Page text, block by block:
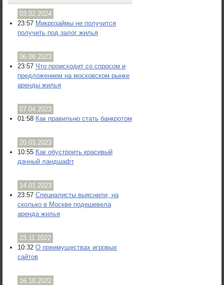
03.02.2024
23:57 Микрозаймы не получится
получить под залог жилья
06.08.2023
23:57 Что происходит со спросом и
предложением на московском рынке
аренды жилья
07.04.2023
01:58 Как правильно стать банкротом
20.03.2023
10:55 Как обустроить красивый
дачный ландшафт
14.01.2023
23:57 Специалисты выяснили, на
сколько в Москве подешевела
аренда жилья
23.11.2022
10:32 О преимуществах игровых
сайтов
16.10.2022